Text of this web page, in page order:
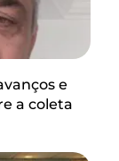
e
a coleta